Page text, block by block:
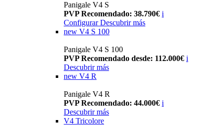
Panigale V4 S
PVP Recomendado: 38.790€ i
Configurar Descubrir más
new V4 S 100
Panigale V4 S 100
PVP Recomendado desde: 112.000€ i
Descubrir más
new V4 R
Panigale V4 R
PVP Recomendado: 44.000€ i
Descubrir más
V4 Tricolore